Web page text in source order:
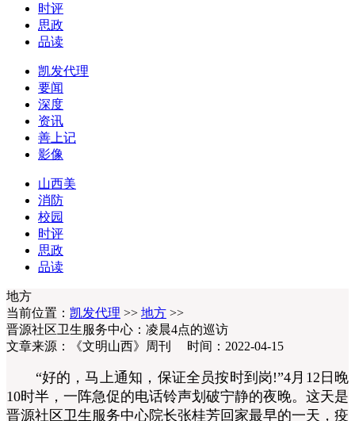
时评
思政
品读
凯发代理
要闻
深度
资讯
善上记
影像
山西美
消防
校园
时评
思政
品读
地方
当前位置： 凯发代理 >> 地方 >>
晋源社区卫生服务中心：凌晨4点的巡访
文章来源：《文明山西》周刊 时间：2022-04-15
“好的，马上通知，保证全员按时到岗!”4月12日晚
10时半，一阵急促的电话铃声划破宁静的夜晚。这天是
晋源社区卫生服务中心院长张桂芳回家最早的一天，疫